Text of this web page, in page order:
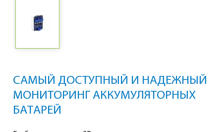
САМЫЙ ДОСТУПНЫЙ И НАДЕЖНЫЙ
МОНИТОРИНГ АККУМУЛЯТОРНЫХ
БАТАРЕЙ